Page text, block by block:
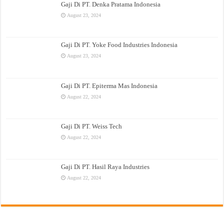
Gaji Di PT. Denka Pratama Indonesia
August 23, 2024
Gaji Di PT. Yoke Food Industries Indonesia
August 23, 2024
Gaji Di PT. Epiterma Mas Indonesia
August 22, 2024
Gaji Di PT. Weiss Tech
August 22, 2024
Gaji Di PT. Hasil Raya Industries
August 22, 2024